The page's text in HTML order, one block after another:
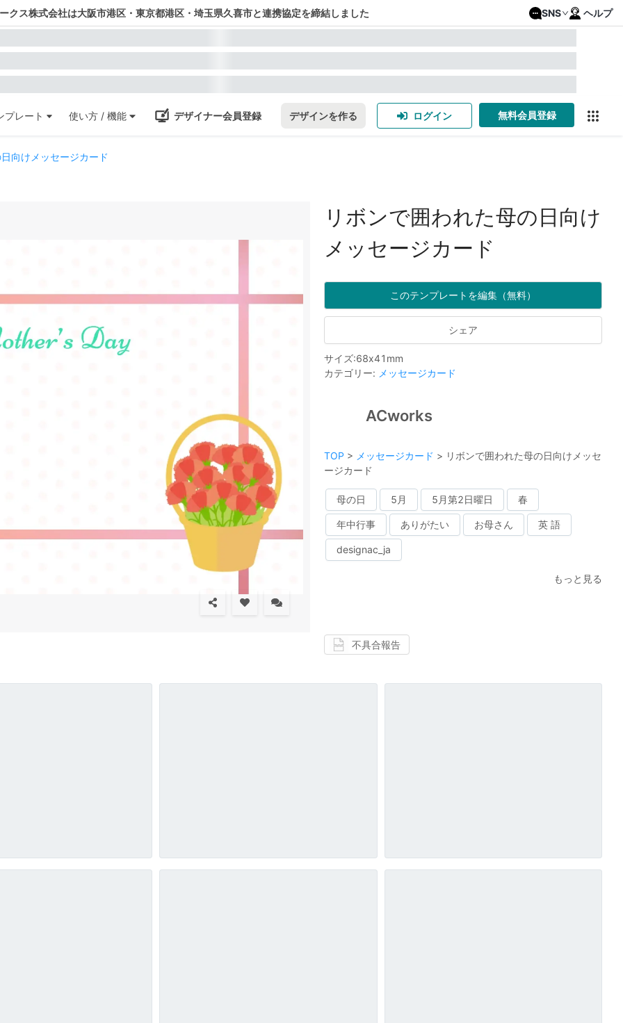
クス株式会社は大阪市港区・東京都港区・埼玉県久喜市と連携協定を締結しました SNS ヘルプ
プレート 使い方 / 機能 デザイナー会員登録 デザインを作る ログイン 無料会員登録
向けメッセージカード
リボンで囲われた母の日向け
メッセージカード
このテンプレートを編集（無料）
シェア
サイズ:68x41 mm
カテゴリー: メッセージカード
ACworks
TOP > メッセージカード > リボンで囲われた母の日向けメッセ
ージカード
母の日 5月 5月第2日曜日 春
年中行事 ありがたい お母さん 英 語
designac_ja
もっと見る
不具合報告